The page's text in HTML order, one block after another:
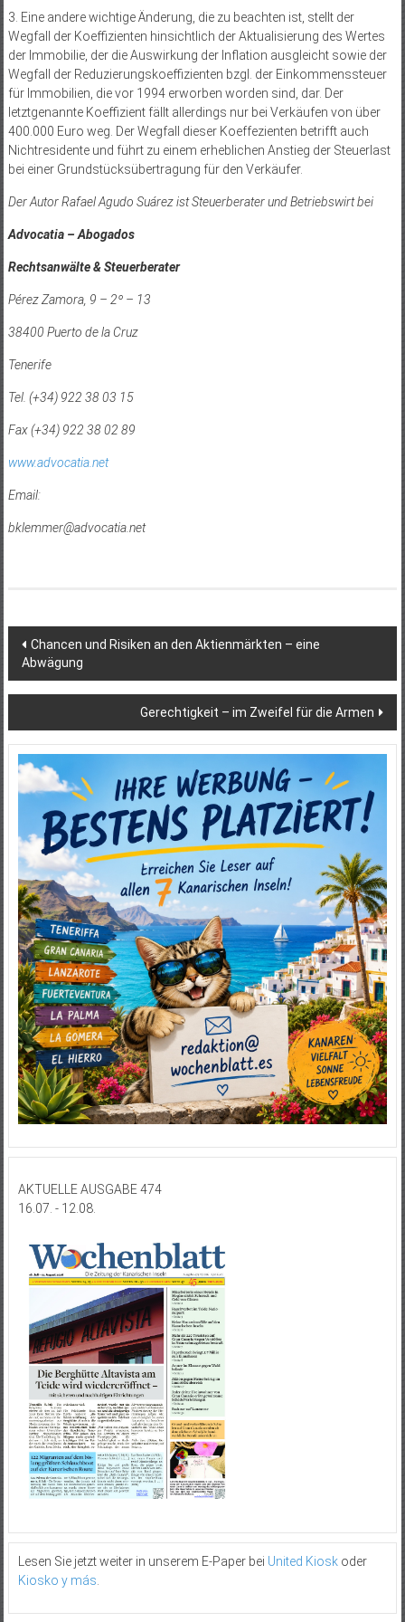
3. Eine andere wichtige Änderung, die zu beachten ist, stellt der
Wegfall der Koeffizienten hinsichtlich der Aktualisierung des Wertes
der Immobilie, der die Auswirkung der Inflation ausgleicht sowie der
Wegfall der Reduzierungskoeffizienten bzgl. der Einkommenssteuer
für Immobilien, die vor 1994 erworben worden sind, dar. Der
letztgenannte Koeffizient fällt allerdings nur bei Verkäufen von über
400.000 Euro weg. Der Wegfall dieser Koeffezienten betrifft auch
Nichtresidente und führt zu einem erheblichen Anstieg der Steuerlast
bei einer Grundstücksübertragung für den Verkäufer.
Der Autor Rafael Agudo Suárez ist Steuerberater und Betriebswirt bei
Advocatia – Abogados
Rechtsanwälte & Steuerberater
Pérez Zamora, 9 – 2º – 13
38400 Puerto de la Cruz
Tenerife
Tel. (+34) 922 38 03 15
Fax (+34) 922 38 02 89
www.advocatia.net
Email:
bklemmer@advocatia.net
Beitragsnavigation
Chancen und Risiken an den Aktienmärkten – eine
Abwägung
Gerechtigkeit – im Zweifel für die Armen
AKTUELLE AUSGABE 474
16.07. - 12.08.
Lesen Sie jetzt weiter in unserem E-Paper bei United Kioskoder
Kiosko y más.